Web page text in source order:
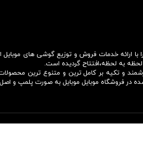
1381 فعالیت خود را با ارائه خدمات فروش و توزیع
به لحظه،افتتاح گردیده است.
و تکیه بر کامل ترین و متنوع ترین
در فروشگاه موبایل موبایل به صورت پلمپ و